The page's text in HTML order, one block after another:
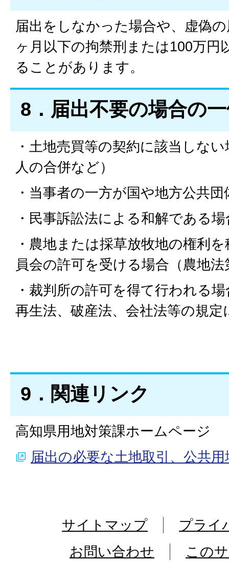
届出をしなかった場合や、虚偽
ヶ月以下の拘禁刑または100万円
ることがあります。
8．届出不要の場合の
・土地売買等の契約に該当しな
人の合併など）
・当事者の一方が国や地方公共
・民事訴訟法による和解である場
・農地または採草放牧地の権利
員会の許可を受ける場合（農地
・裁判所の許可を得て行われる
再生法、破産法、会社法等の規
9．関連リンク
高知県用地対策課ホームページ
届出の必要な土地取引、公共
サイトマップ
プライ
お問い合わせ
この